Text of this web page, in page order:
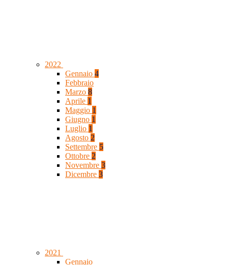
2022
Gennaio 4
Febbraio
Marzo 8
Aprile 1
Maggio 1
Giugno 1
Luglio 1
Agosto 2
Settembre 5
Ottobre 2
Novembre 3
Dicembre 3
2021
Gennaio